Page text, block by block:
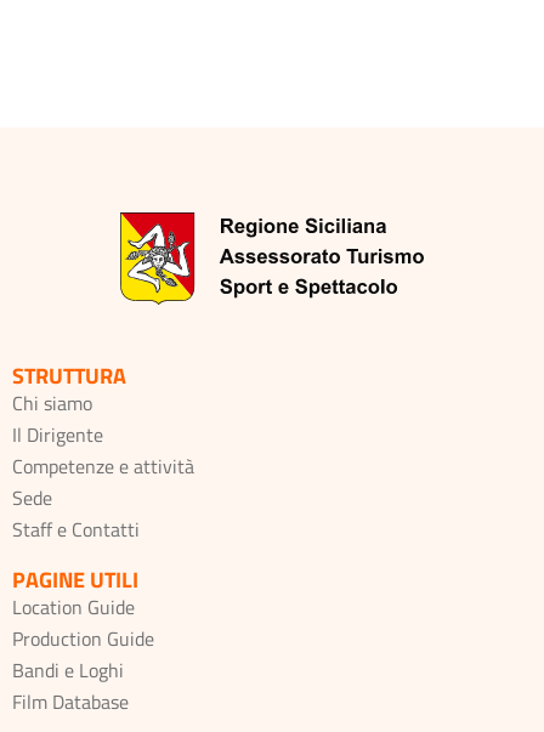
STRUTTURA
Chi siamo
Il Dirigente
Competenze e attività
Sede
Staff e Contatti
PAGINE UTILI
Location Guide
Production Guide
Bandi e Loghi
Film Database